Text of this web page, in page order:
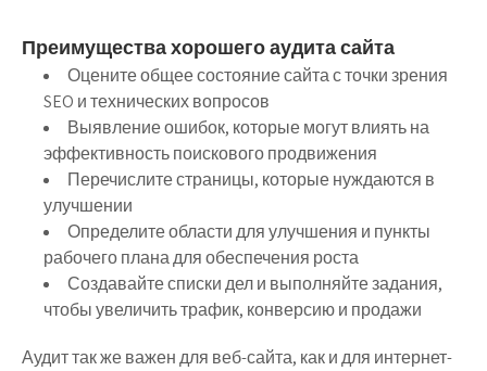
Преимущества хорошего аудита сайта
Оцените общее состояние сайта с точки зрения
SEO и технических вопросов
Выявление ошибок, которые могут влиять на
эффективность поискового продвижения
Перечислите страницы, которые нуждаются в
улучшении
Определите области для улучшения и пункты
рабочего плана для обеспечения роста
Создавайте списки дел и выполняйте задания,
чтобы увеличить трафик, конверсию и продажи
Аудит так же важен для веб-сайта, как и для интернет-